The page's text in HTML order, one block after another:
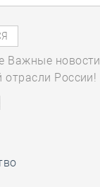
Важные новости
отрасли России!